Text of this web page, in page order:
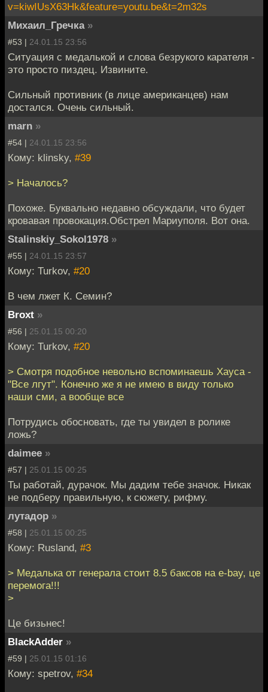
v=kiwIUsX63Hk&feature=youtu.be&t=2m32s
Михаил_Гречка »
#53 | 24.01.15 23:56
Ситуация с медалькой и слова безрукого карателя -
это просто пиздец. Извините.
Сильный противник (в лице американцев) нам
достался. Очень сильный.
marn »
#54 | 24.01.15 23:56
Кому: klinsky, #39
> Началось?
Похоже. Буквально недавно обсуждали, что будет
кровавая провокация.Обстрел Мариуполя. Вот она.
Stalinskiy_Sokol1978 »
#55 | 24.01.15 23:57
Кому: Turkov, #20
В чем лжет К. Семин?
Broxt »
#56 | 25.01.15 00:20
Кому: Turkov, #20
> Смотря подобное невольно вспоминаешь Хауса -
"Все лгут". Конечно же я не имею в виду только
наши сми, а вообще все
Потрудись обосновать, где ты увидел в ролике
ложь?
daimee »
#57 | 25.01.15 00:25
Ты работай, дурачок. Мы дадим тебе значок. Никак
не подберу правильную, к сюжету, рифму.
лутадор »
#58 | 25.01.15 00:25
Кому: Rusland, #3
> Медалька от генерала стоит 8.5 баксов на e-bay, це
перемога!!!
>
Це бизьнес!
BlackAdder »
#59 | 25.01.15 01:16
Кому: spetrov, #34